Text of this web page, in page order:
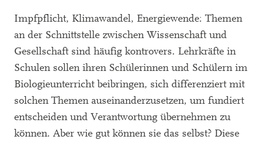
Impfpflicht, Klimawandel, Energiewende: Themen
an der Schnittstelle zwischen Wissenschaft und
Gesellschaft sind häufig kontrovers. Lehrkräfte in
Schulen sollen ihren Schülerinnen und Schülern im
Biologieunterricht beibringen, sich differenziert mit
solchen Themen auseinanderzusetzen, um fundiert
entscheiden und Verantwortung übernehmen zu
können. Aber wie gut können sie das selbst? Diese